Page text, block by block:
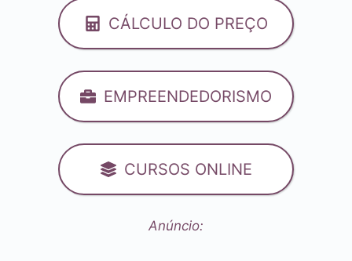
CÁLCULO DO PREÇO
EMPREENDEDORISMO
CURSOS ONLINE
Anúncio: